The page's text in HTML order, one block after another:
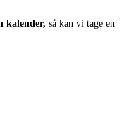
kalender, så kan vi tage en